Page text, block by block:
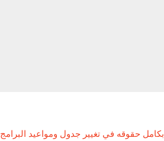
حقوقه في تغيير جدول ومواعيد